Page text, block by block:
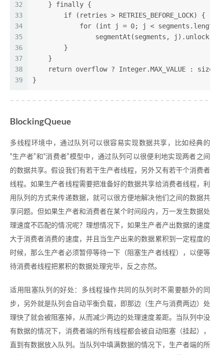
32
33
34
35
36
37
38
39
    } finally {
        if (retries > RETRIES_BEFORE_LOCK) {
for (int j = 0; j <
segmentAt(segments,
        }
    }
    return overflow ? Integer.MAX_VALUE : size;
}
BlockingQueue
多线程环境中，通过队列可以很容易实现数据共享，比如经典的
“生产者”和“消费者”模型中，通过队列可以很便利地实现两者之间
的数据共享。假设我们有若干生产者线程，另外又有若干个消费者
线程。如果生产者线程需要把准备好的数据共享给消费者线程，利
用队列的方式来传递数据，就可以很方便地解决他们之间的数据共
享问题。但如果生产者和消费者在某个时间段内，万一发生数据处
理速度不匹配的情况呢？理想情况下，如果生产者产出数据的速度
大于消费者消费的速度，并且当生产出来的数据累积到一定程度的
时候，那么生产者必须暂停等待一下（阻塞生产者线程），以便等
待消费者线程把累积的数据处理完毕，反之亦然。
适用阻塞队列的好处：多线程操作共同的队列时不需要额外的同
步，另外就是队列会自动平衡负载，即那边（生产与消费两边）处
理快了就会被阻塞掉，从而减少两边的处理速度差距。当队列中没
有数据的情况下，消费者端的所有线程都会被自动阻塞（挂起），
直到有数据放入队列。当队列中填满数据的情况下，生产者端的所